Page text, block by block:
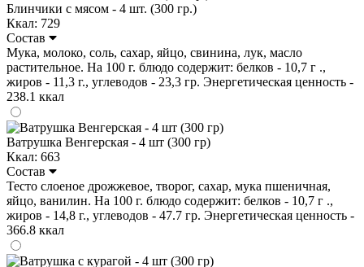
Блинчики с мясом - 4 шт. (300 гр.)
Ккал: 729
Состав
Мука, молоко, соль, сахар, яйцо, свинина, лук, масло
растительное. На 100 г. блюдо содержит: белков - 10,7 г .,
жиров - 11,3 г., углеводов - 23,3 гр. Энергетическая ценность -
238.1 ккал
Ватрушка Венгерская - 4 шт (300 гр)
Ккал: 663
Состав
Тесто слоеное дрожжевое, творог, сахар, мука пшеничная,
яйцо, ванилин. На 100 г. блюдо содержит: белков - 10,7 г .,
жиров - 14,8 г., углеводов - 47.7 гр. Энергетическая ценность -
366.8 ккал